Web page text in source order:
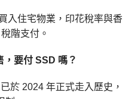
入住宅物業，印花稅率與香
階支付。
要付 SSD 嗎？
於 2024 年正式走入歷史，